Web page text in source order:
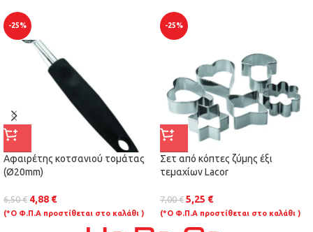
-25%
Αφαιρέτης κοτσανιού τομάτας
(Ø20mm)
6,50€ 4,88 €
(*Ο Φ.Π.Α προστίθεται στο καλάθι )
-25%
Σετ από κόπτες ζύμης έξι
τεμαχίων Lacor
7,00€ 5,25 €
(*Ο Φ.Π.Α προστίθεται στο καλάθι )